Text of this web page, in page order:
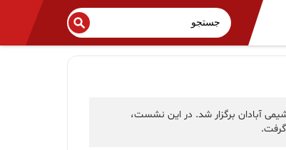
آبادان برگزار شد. در این نشست،